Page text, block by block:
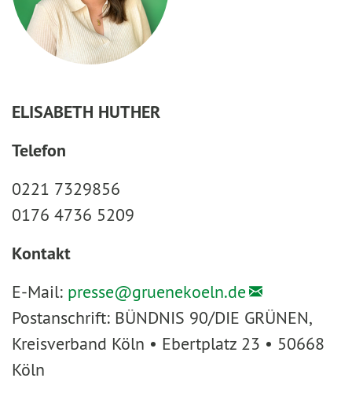
ELISABETH HUTHER
Telefon
0221 7329856
0176 4736 5209
Kontakt
E-Mail: presse@gruenekoeln.de
Postanschrift: BÜNDNIS 90/DIE GRÜNEN,
Kreisverband Köln • Ebertplatz 23 • 50668
Köln